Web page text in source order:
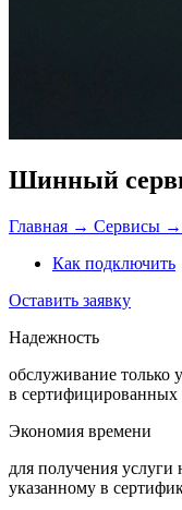
Шинный
Главная → Сервисы →
Как подключить
Оставить заявку
Надежность
обслуживание только
в
Экономия времени
для получения услуги
указанному в